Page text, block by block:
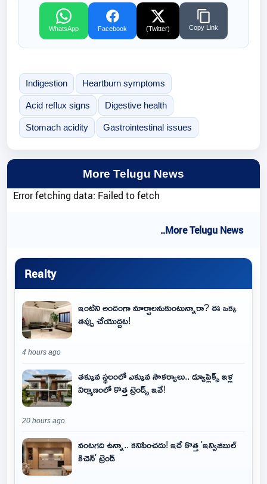
WhatsApp Facebook (Twitter) Copy Link
Indigestion Heartburn symptoms
Acid reflux signs Digestive health
Stomach acidity Gastrointestinal issues
More Telugu News
Error fetching data: Failed to fetch
..More Telugu News
Realty
ఇంటిని అందంగా మార్చాలనుకుంటున్నారా? ఈ ఒక్క
తప్పు చేయొద్దట!
4 hours ago
తక్కువ స్థలంలో ఎక్కువ సౌకర్యాలు.. డ్యూప్లెక్స్ ఇళ్ల
నిర్మాణంలో కొత్త ట్రెండ్స్ ఇవే!
20 hours ago
వంటగది ఉన్నా.. కనిపించదు! ఇదే కొత్త 'ఇన్విజిబుల్
కిచెన్' ట్రెండ్